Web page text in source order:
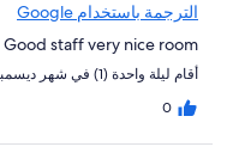
الترجمة باستخدام Google
Good staff very nice room
أقام ليلة واحدة (1) في شهر ديسمبر عام 2025
0